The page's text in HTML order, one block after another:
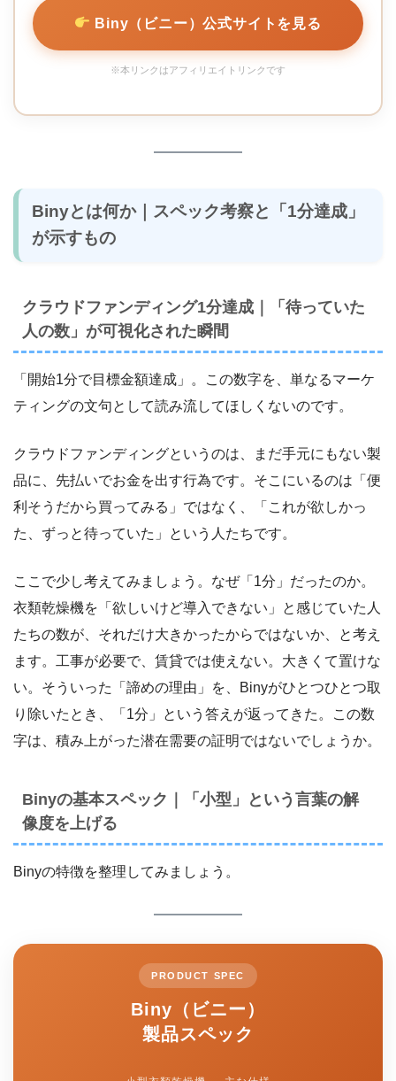
Biny（ビニー）公式サイトを見る
※本リンクはアフィリエイトリンクです
Binyとは何か｜スペック考察と「1分達成」
が示すもの
クラウドファンディング1分達成｜「待っていた
人の数」が可視化された瞬間
「開始1分で目標金額達成」。この数字を、単なるマーケ
ティングの文句として読み流してほしくないのです。
クラウドファンディングというのは、まだ手元にもない製
品に、先払いでお金を出す行為です。そこにいるのは「便
利そうだから買ってみる」ではなく、「これが欲しかっ
た、ずっと待っていた」という人たちです。
ここで少し考えてみましょう。なぜ「1分」だったのか。
衣類乾燥機を「欲しいけど導入できない」と感じていた人
たちの数が、それだけ大きかったからではないか、と考え
ます。工事が必要で、賃貸では使えない。大きくて置けな
い。そういった「諦めの理由」を、Binyがひとつひとつ取
り除いたとき、「1分」という答えが返ってきた。この数
字は、積み上がった潜在需要の証明ではないでしょうか。
Binyの基本スペック｜「小型」という言葉の解
像度を上げる
Binyの特徴を整理してみましょう。
PRODUCT SPEC
Biny（ビニー）
製品スペック